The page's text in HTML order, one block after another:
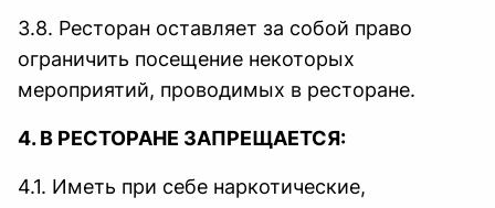
3.8. Ресторан оставляет за собой право
ограничить посещение некоторых
мероприятий, проводимых в ресторане.
4. В РЕСТОРАНЕ ЗАПРЕЩАЕТСЯ:
4.1. Иметь при себе наркотические,